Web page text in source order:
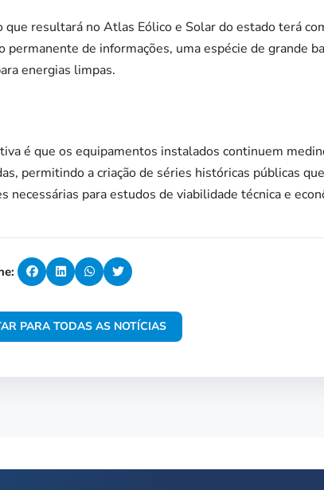
que resultará no Atlas Eólico e Solar do estado terá
permanente de informações, uma espécie de grande
energias limpas.
é que os equipamentos instalados continuem
permitindo a criação de séries históricas públicas
necessárias para estudos de viabilidade técnica e
PARA TODAS AS NOTÍCIAS